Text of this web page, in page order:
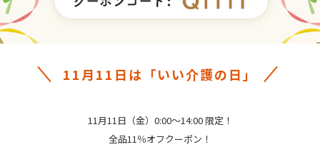
11月11日は「いい介護の日」
11月11日（金）0:00～14:00 限定！
全品11％オフクーポン！